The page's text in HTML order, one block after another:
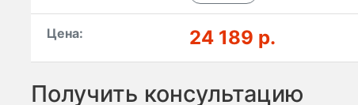
Цена: 24 189 р.
Получить консультацию